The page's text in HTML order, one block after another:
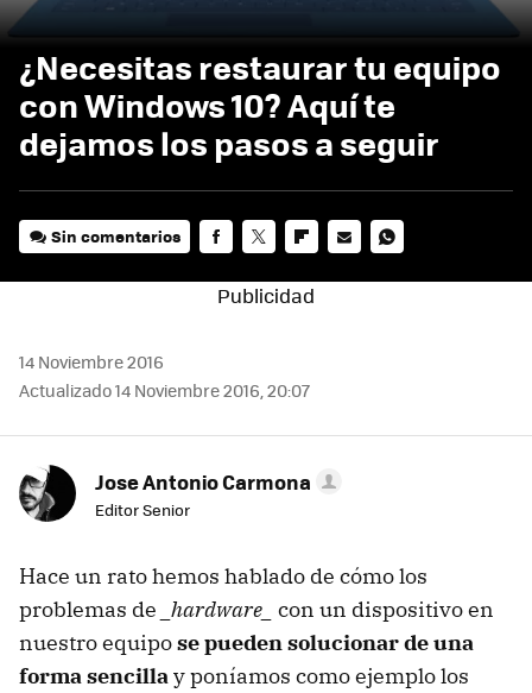
¿Necesitas restaurar tu equipo
con Windows 10? Aquí te
dejamos los pasos a seguir
Sin comentarios
14 Noviembre 2016
Actualizado 14 Noviembre 2016, 20:07
Jose Antonio Carmona
Editor Senior
Hace un rato hemos hablado de cómo los
problemas de _hardware_ con un dispositivo en
nuestro equipose pueden solucionar de una
forma sencillay poníamos como ejemplo los